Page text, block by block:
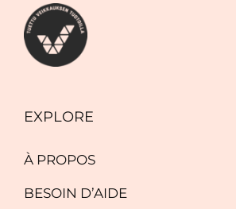
EXPLORE
À PROPOS
BESOIN D’AIDE